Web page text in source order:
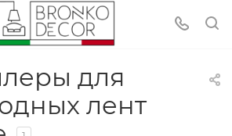
для
лент